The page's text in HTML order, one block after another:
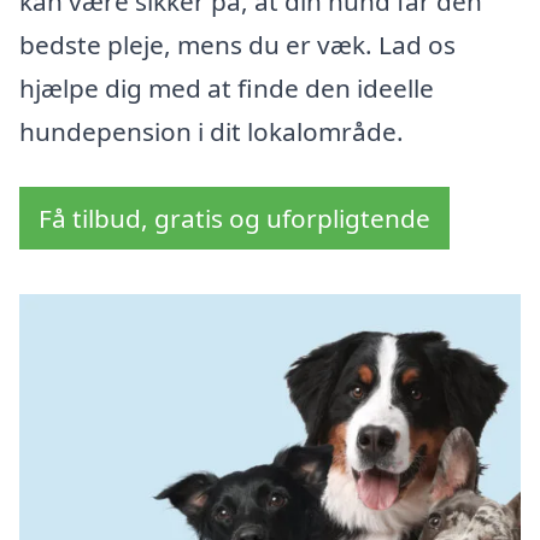
bedste pleje, mens du er væk. Lad os
hjælpe dig med at finde den ideelle
hundepension i dit lokalområde.
Få tilbud, gratis og uforpligtende